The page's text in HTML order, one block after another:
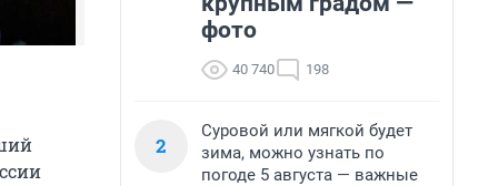
фото
40 740 198
2
Суровой или мягкой будет
зима, можно узнать по
погоде 5 августа — важные